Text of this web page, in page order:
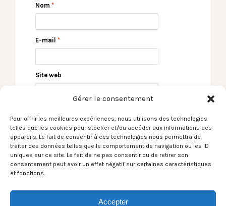
Gérer le consentement
Pour offrir les meilleures expériences, nous utilisons des technologies
telles que les cookies pour stocker et/ou accéder aux informations des
appareils. Le fait de consentir à ces technologies nous permettra de
traiter des données telles que le comportement de navigation ou les ID
uniques sur ce site. Le fait de ne pas consentir ou de retirer son
consentement peut avoir un effet négatif sur certaines caractéristiques
et fonctions.
Accepter
Nom *
E-mail *
Site web
Johnnie Carwash / I
← 2022 en images par
Laurent Sabathé